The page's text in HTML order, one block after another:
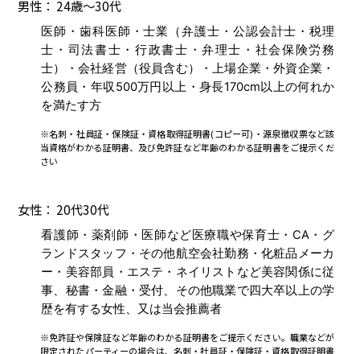
男性： 24歳～30代
医師・歯科医師・士業（弁護士・公認会計士・税理
士・司法書士・行政書士・弁理士・社会保険労務
士）・会社経営（役員含む）・上場企業・外資企業・
公務員・年収500万円以上・身長170cm以上の何れか
を満たす方
※名刺・社員証・保険証・資格取得証明書(コピー可)・源泉徴収票など該
当資格がわかる証明書、及び免許証など年齢のわかる証明書をご提示くだ
さい
女性： 20代30代
看護師・薬剤師・医師など医療職や保育士・CA・グ
ランドスタッフ・その他航空会社勤務・化粧品メーカ
ー・美容部員・エステ・ネイリストなど美容関係に従
事、秘書・金融・受付、その他職業で四大卒以上の学
歴を有する女性、又は当会推薦者
※免許証や保険証など年齢のわかる証明書をご提示ください。職業などが
限定されたパーティーの場合は、名刺・社員証・保険証・資格取得証明書